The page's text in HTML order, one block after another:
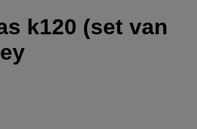
k120 (set van